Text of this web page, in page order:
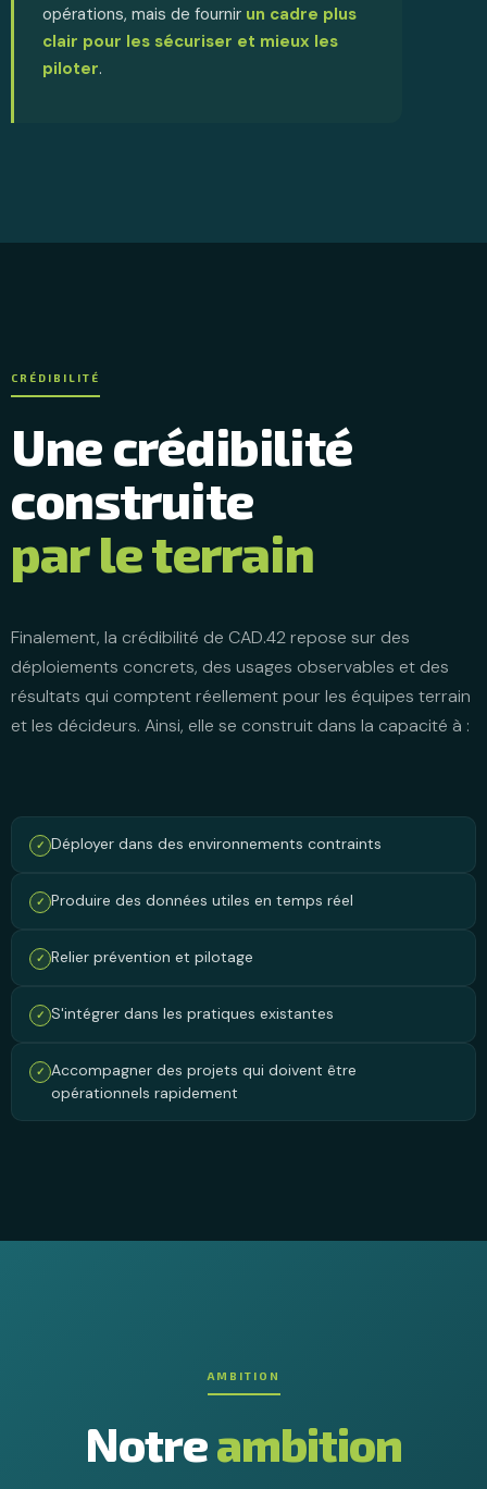
opérations, mais de fournir un cadre plus
clair pour les sécuriser et mieux les
piloter.
CRÉDIBILITÉ
Une crédibilité
construite
par le terrain
Finalement, la crédibilité de CAD.42 repose sur des
déploiements concrets, des usages observables et des
résultats qui comptent réellement pour les équipes terrain
et les décideurs. Ainsi, elle se construit dans la capacité à :
✓ Déployer dans des environnements contraints
✓ Produire des données utiles en temps réel
✓ Relier prévention et pilotage
✓ S'intégrer dans les pratiques existantes
✓ Accompagner des projets qui doivent être
opérationnels rapidement
AMBITION
Notreambition